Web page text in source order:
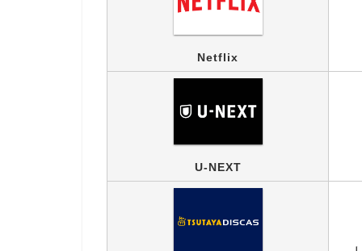
Netflix
U-NEXT